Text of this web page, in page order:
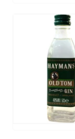
Website zu
wesentliche
die
Ihre Auswahl
die wir in Ihrer